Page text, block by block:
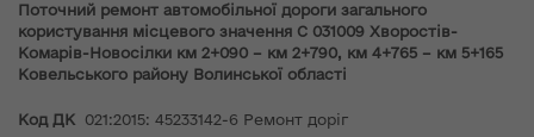
Поточний ремонт автомобільної дороги загального
користування місцевого значення С 031009 Хворостів-
Комарів-Новосілки км 2+090 – км 2+790, км 4+765 – км 5+165
Ковельського району Волинської області
Код ДК 021:2015: 45233142-6 Ремонт доріг